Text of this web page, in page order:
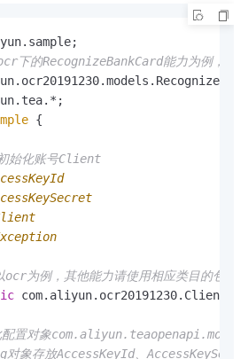
. sample
下的RecognizeBankCard能力为例，其
. ocr20191230.models .
. tea.*;
{
始化账号Client
为例，其他能力请使用相应类目的包下
com. aliyun. ocr20191230. Client
置对象
象存放AccessKeyId、